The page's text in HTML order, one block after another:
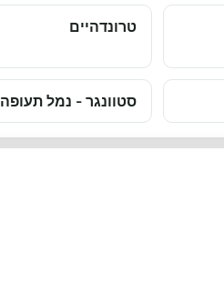
טרונדהיים
סטוונגר - נמל תעופה